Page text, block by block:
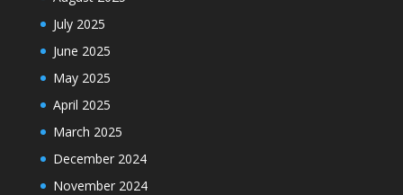
July 2025
June 2025
May 2025
April 2025
March 2025
December 2024
November 2024